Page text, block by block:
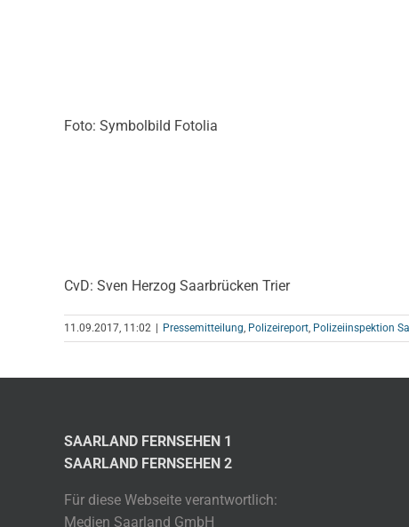
Foto: Symbolbild Fotolia
CvD: Sven Herzog Saarbrücken Trier
11.09.2017, 11:02 Pressemitteilung, Polizeireport, Polizeiinspektion
SAARLAND FERNSEHEN 1
SAARLAND FERNSEHEN 2
Für diese Webseite verantwortlich:
Medien Saarland GmbH